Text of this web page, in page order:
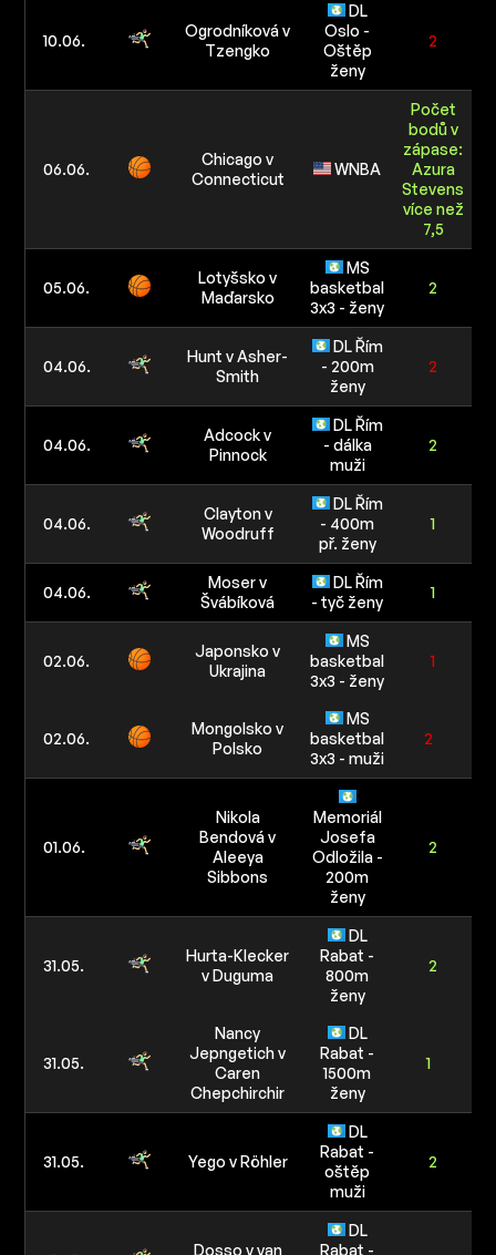
10.06.
Ogrodníková v
Tzengko
DL
Oslo -
Oštěp
ženy
2
06.06.
Chicago v
Connecticut
WNBA
Počet
bodů v
zápase:
Azura
Stevens
více než
7,5
05.06.
Lotyšsko v
Maďarsko
MS
basketbal
3x3 - ženy
2
04.06.
Hunt v Asher-
Smith
DL Řím
- 200m
ženy
2
04.06.
Adcock v
Pinnock
DL Řím
- dálka
muži
2
04.06.
Clayton v
Woodruff
DL Řím
- 400m
př. ženy
1
04.06.
Moser v
Švábíková
DL Řím
- tyč ženy
1
02.06.
Japonsko v
Ukrajina
MS
basketbal
3x3 - ženy
1
02.06.
Mongolsko v
Polsko
MS
basketbal
3x3 - muži
2
01.06.
Nikola
Bendová v
Aleeya
Sibbons
Memoriál
Josefa
Odložila -
200m
ženy
2
31.05.
Hurta-Klecker
v Duguma
DL
Rabat -
800m
ženy
2
31.05.
Nancy
Jepngetich v
Caren
Chepchirchir
DL
Rabat -
1500m
ženy
1
31.05. Yego v Röhler
DL
Rabat -
oštěp
muži
2
Dosso v van
DL
Rabat -